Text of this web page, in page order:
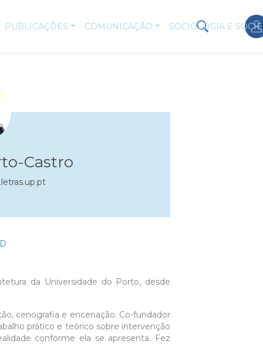
PUBLICAÇÕES COMUNICAÇÃO SOCIOLOGIA E
Castro
da Universidade do Porto, desde
cenografia e encenação. Co-fundador
prático e teórico sobre intervenção
conforme ela se apresenta. Fez